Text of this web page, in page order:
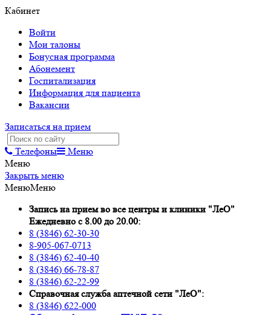
Кабинет
Войти
Мои талоны
Бонусная программа
Абонемент
Госпитализация
Информация для пациента
Вакансии
Записаться на прием
Телефоны
Меню
Меню
Закрыть меню
МенюМеню
Запись на прием во все центры и клиники "ЛеО"
Ежедневно с 8.00 до 20.00:
8 (3846) 62-30-30
8-905-067-0713
8 (3846) 62-40-40
8 (3846) 66-78-87
8 (3846) 62-22-99
Справочная служба аптечной сети "ЛеО":
8 (3846) 622-000